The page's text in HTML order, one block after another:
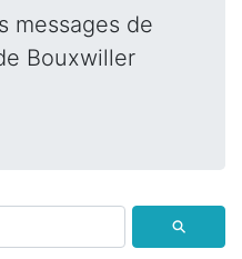
messages de
Bouxwiller
⚲